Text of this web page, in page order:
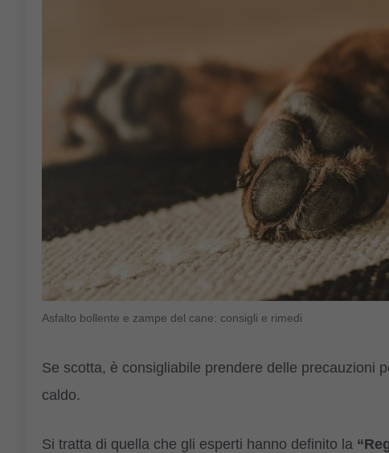
Asfalto bollente e zampe del cane: consigli e rimedi
Se scotta, è consigliabile prendere delle precauzioni
caldo.
Si tratta di quella che gli esperti hanno definito la